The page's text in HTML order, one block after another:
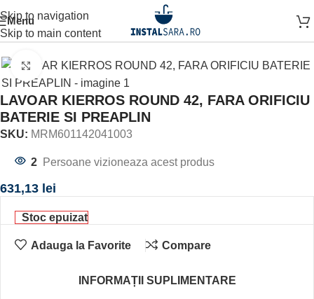
Skip to navigation
Skip to main content
Menu
Prima pagină OBIECTE SANITARE LAVOAR
Click to enlarge
LAVOAR KIERROS ROUND 42, FARA ORIFICIU
BATERIE SI PREAPLIN
SKU: MRM601142041003
2 Persoane vizioneaza acest produs
631,13 lei
Stoc epuizat
Adauga la Favorite Compare
INFORMAȚII SUPLIMENTARE